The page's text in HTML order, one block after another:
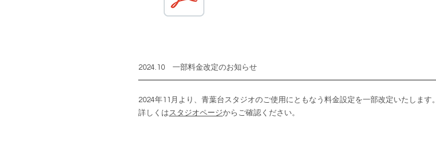
2024.10 一部料金改定のお知らせ
2024年11月より、青葉台スタジオのご使用にともなう料金設定を一部改定いたします。
詳しくはスタジオページからご確認ください。